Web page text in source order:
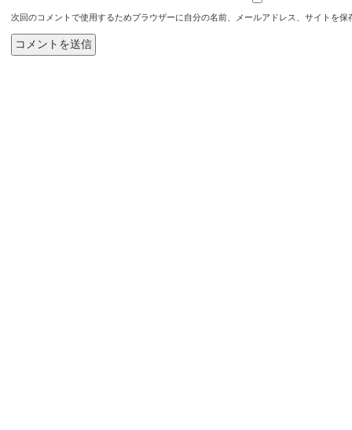
次回のコメントで使用するためブラウザーに自分の名前、メールアドレス、サイトを保